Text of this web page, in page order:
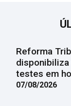
Reforma
disponibiliza
testes em
07/08/2026